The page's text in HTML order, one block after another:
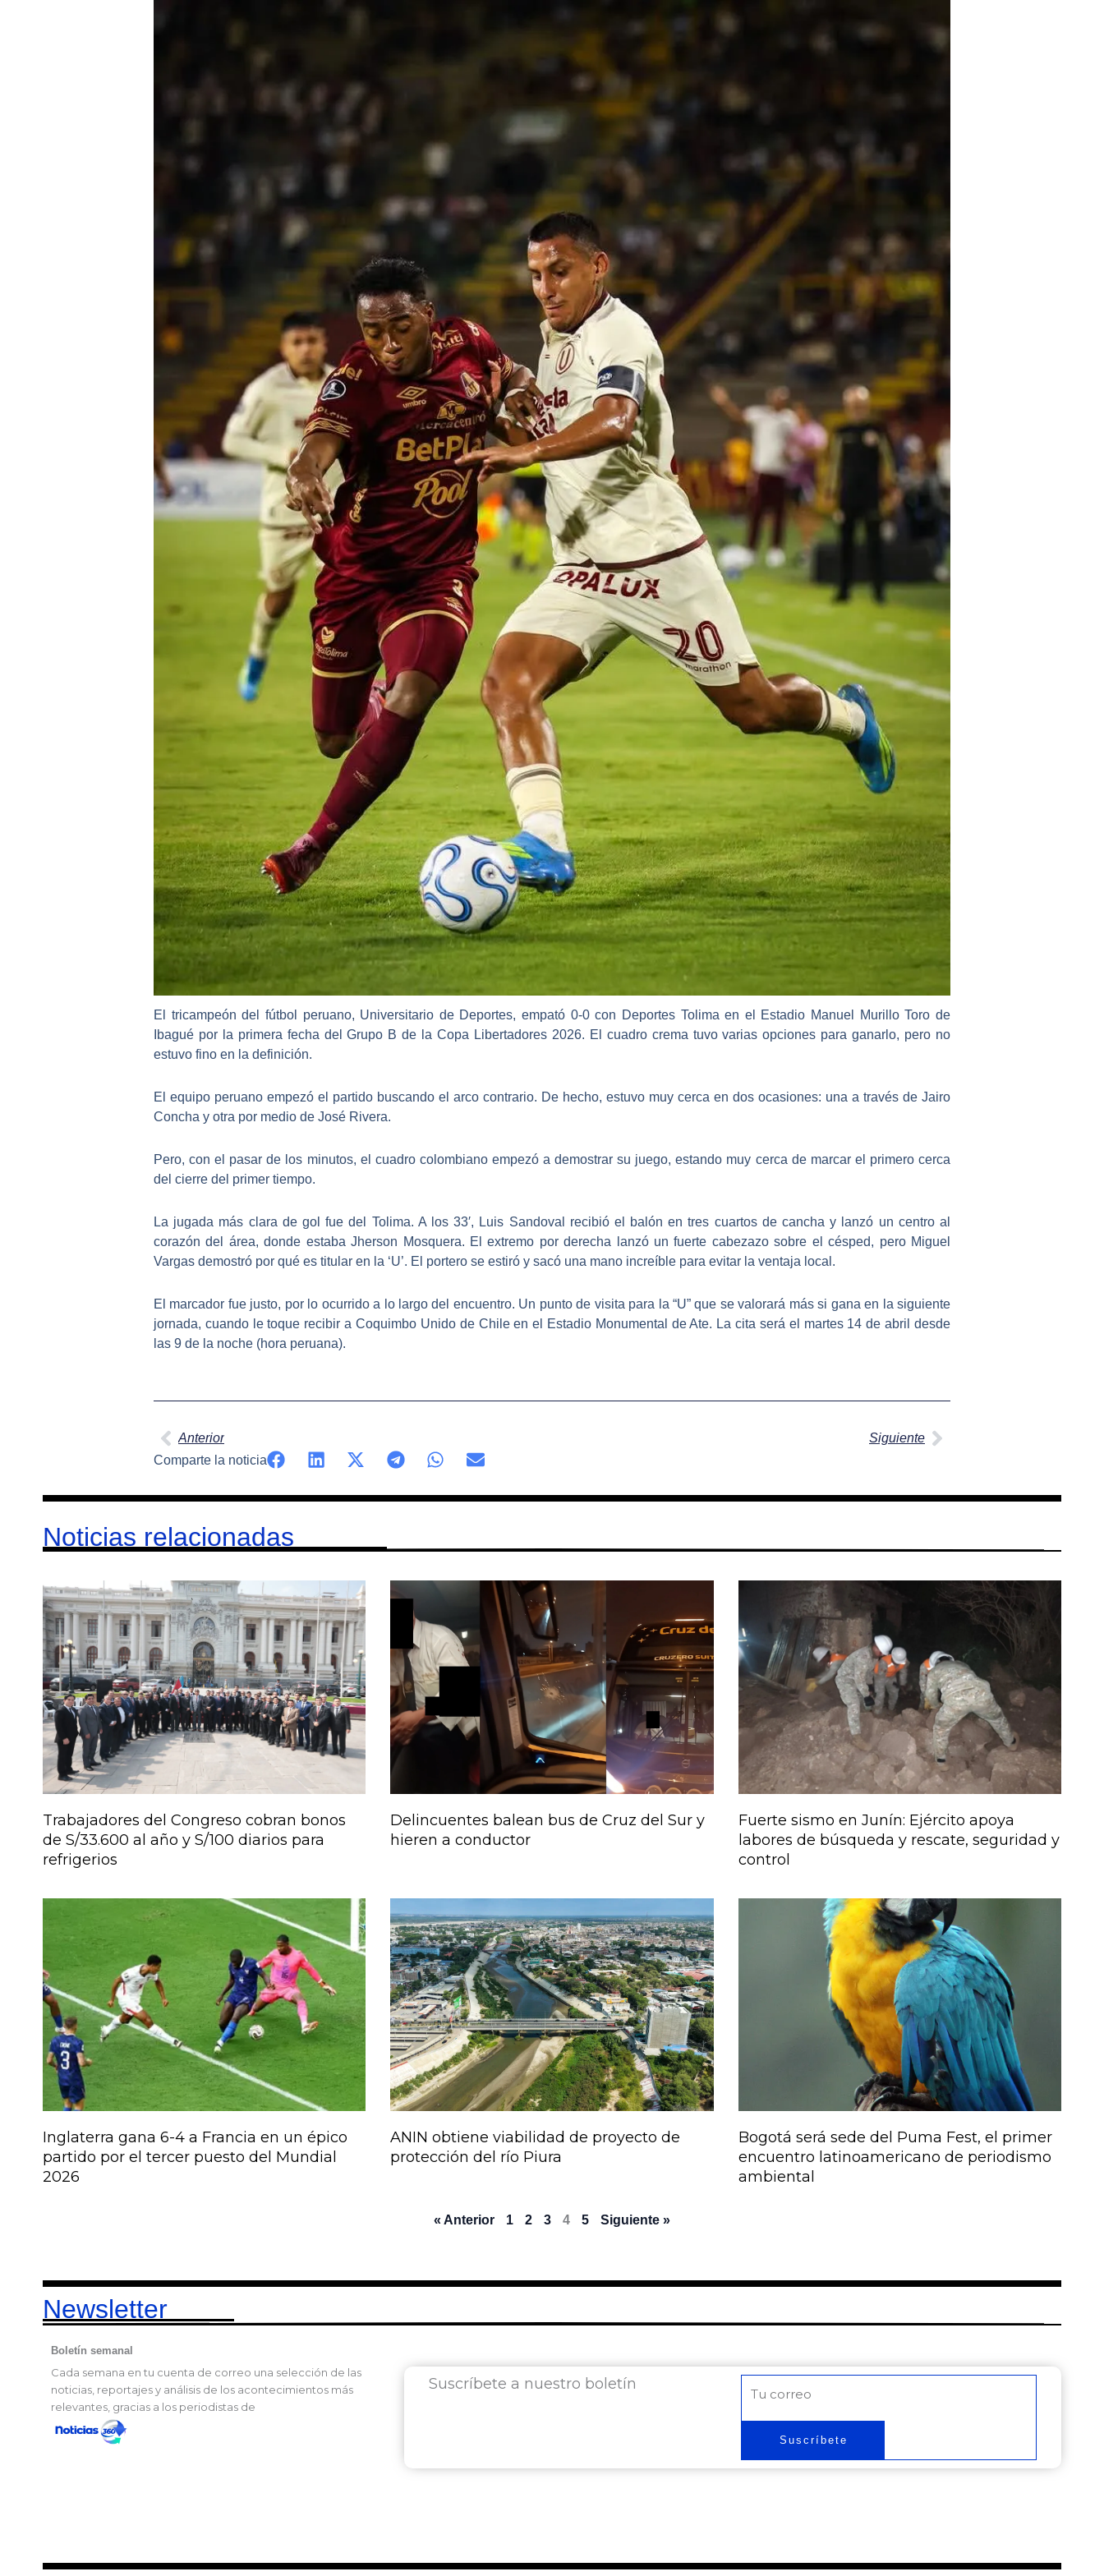
El tricampeón del fútbol peruano, Universitario de Deportes, empató 0-0 con Deportes Tolima en el Estadio Manuel Murillo Toro de
Ibagué por la primera fecha del Grupo B de la Copa Libertadores 2026. El cuadro crema tuvo varias opciones para ganarlo, pero no
estuvo fino en la definición.
El equipo peruano empezó el partido buscando el arco contrario. De hecho, estuvo muy cerca en dos ocasiones: una a través de Jairo
Concha y otra por medio de José Rivera.
Pero, con el pasar de los minutos, el cuadro colombiano empezó a demostrar su juego, estando muy cerca de marcar el primero cerca
del cierre del primer tiempo.
La jugada más clara de gol fue del Tolima. A los 33′, Luis Sandoval recibió el balón en tres cuartos de cancha y lanzó un centro al
corazón del área, donde estaba Jherson Mosquera. El extremo por derecha lanzó un fuerte cabezazo sobre el césped, pero Miguel
Vargas demostró por qué es titular en la ‘U’. El portero se estiró y sacó una mano increíble para evitar la ventaja local.
El marcador fue justo, por lo ocurrido a lo largo del encuentro. Un punto de visita para la “U” que se valorará más si gana en la siguiente
jornada, cuando le toque recibir a Coquimbo Unido de Chile en el Estadio Monumental de Ate. La cita será el martes 14 de abril desde
las 9 de la noche (hora peruana).
Anterior Siguiente
Comparte la noticia
Noticias relacionadas
Trabajadores del Congreso cobran bonos
de S/33.600 al año y S/100 diarios para
refrigerios
Delincuentes balean bus de Cruz del Sur y
hieren a conductor
Fuerte sismo en Junín: Ejército apoya
labores de búsqueda y rescate, seguridad y
control
Inglaterra gana 6-4 a Francia en un épico
partido por el tercer puesto del Mundial
2026
ANIN obtiene viabilidad de proyecto de
protección del río Piura
Bogotá será sede del Puma Fest, el primer
encuentro latinoamericano de periodismo
ambiental
« Anterior
Página
1
Página
2
Página
3
Página
4
Página
5 Siguiente »
Newsletter
Boletín semanal
Cada semana en tu cuenta de correo una selección de las
noticias, reportajes y análisis de los acontecimientos más
relevantes, gracias a los periodistas de
Suscríbete a nuestro boletín
Suscríbete